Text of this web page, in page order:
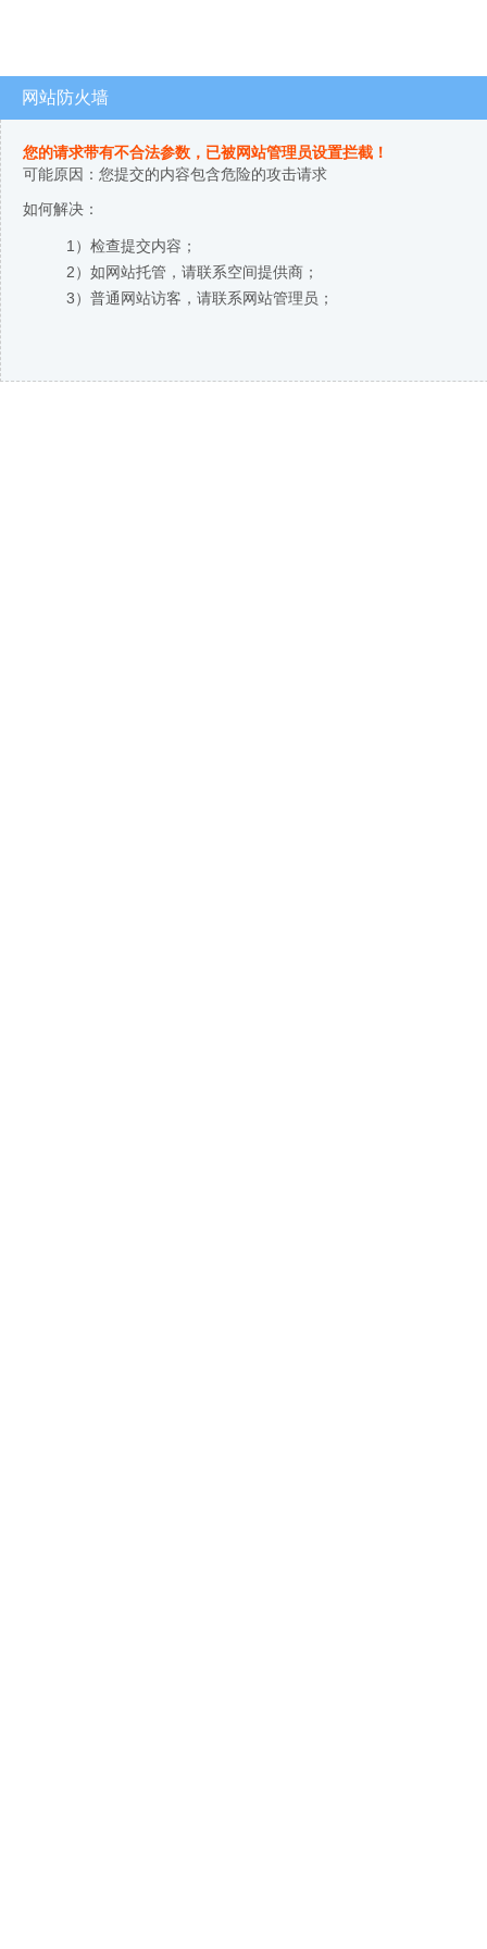
网站防火墙
您的请求带有不合法参数，已被网站管理员设置拦截！
可能原因：您提交的内容包含危险的攻击请求
如何解决：
1）检查提交内容；
2）如网站托管，请联系空间提供商；
3）普通网站访客，请联系网站管理员；